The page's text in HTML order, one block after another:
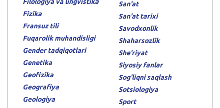
Fizika
Fransuz tili
Fuqarolik muhandisligi
Gender tadqiqotlari
Genetika
Geofizika
Geografiya
Geologiya
San'at
San'at tarixi
Savodxonlik
Shaharsozlik
She'riyat
Siyosiy fanlar
Sog'liqni saqlash
Sotsiologiya
Sport